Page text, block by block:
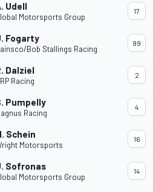
Udell
Motorsports Group
17
Fogarty
Bob Stallings Racing
99
Dalziel
Racing
2
Pumpelly
Racing
4
Schein
Motorsports
16
Sofronas
Motorsports Group
14